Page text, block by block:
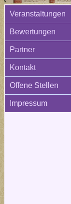
Veranstaltungen
Bewertungen
Partner
Kontakt
Offene Stellen
Impressum